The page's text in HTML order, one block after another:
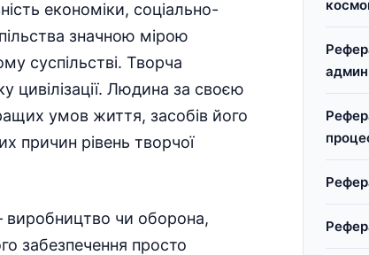
економіки, соціально-
значною мірою
суспільстві. Творча
цивілізації. Людина за своєю
умов життя, засобів його
причин рівень творчої
виробництво чи оборона,
забезпечення просто